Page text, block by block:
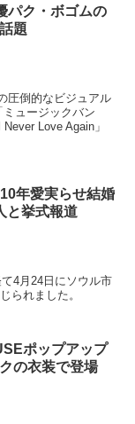
パク・ボゴムの
題
圧倒的なビジュアル
ュージックバン
Love Again」
年愛実らせ結婚
と挙式報道
4月24日にソウル市
られました。
ポップアップ
の衣装で登場